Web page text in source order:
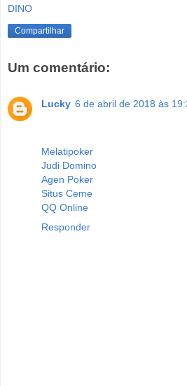
DINO
Compartilhar
Um comentário:
Lucky 6 de abril de 2018 às
Melatipoker
Judi Domino
Agen Poker
Situs Ceme
QQ Online
Responder